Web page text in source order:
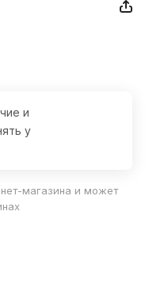
и
у
магазина и может